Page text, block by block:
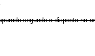
segundo o disposto no